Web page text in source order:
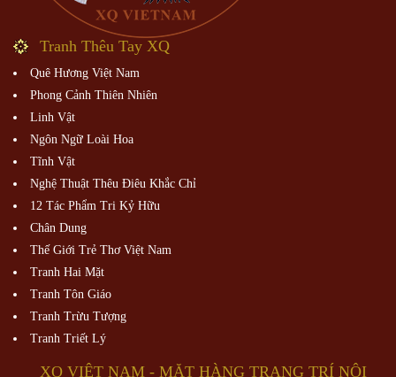
Tranh Thêu Tay XQ
Quê Hương Việt Nam
Phong Cảnh Thiên Nhiên
Linh Vật
Ngôn Ngữ Loài Hoa
Tĩnh Vật
Nghệ Thuật Thêu Điêu Khắc Chỉ
12 Tác Phẩm Tri Kỷ Hữu
Chân Dung
Thế Giới Trẻ Thơ Việt Nam
Tranh Hai Mặt
Tranh Tôn Giáo
Tranh Trừu Tượng
Tranh Triết Lý
XQ VIỆT NAM - MẶT HÀNG TRANG TRÍ NỘI